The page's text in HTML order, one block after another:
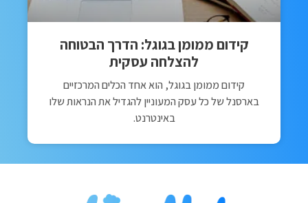
קידום ממומן בגוגל: הדרך הבטוחה
להצלחה עסקית
קידום ממומן בגוגל, הוא אחד הכלים המרכזיים
בארסנל של כל עסק המעוניין להגדיל את הנראות שלו
באינטרנט.